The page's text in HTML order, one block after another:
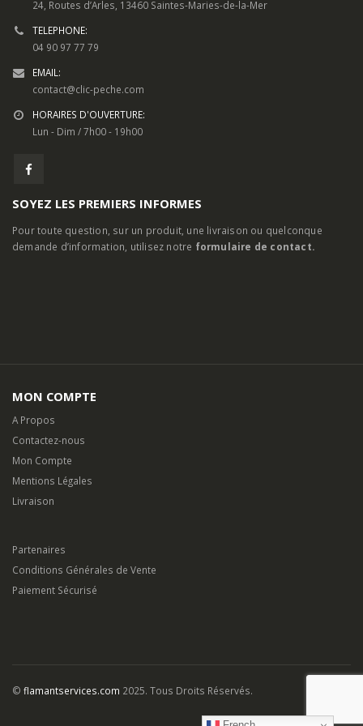
24, Routes d’Arles, 13460 Saintes-Maries-de-la-Mer
TELEPHONE:
04 90 97 77 79
EMAIL:
contact@clic-peche.com
HORAIRES D'OUVERTURE:
Lun - Dim / 7h00 - 19h00
SOYEZ LES PREMIERS INFORMES
Pour toute question, sur un produit, une livraison ou quelconque
demande d’information, utilisez notre formulaire de contact.
MON COMPTE
A Propos
Contactez-nous
Mon Compte
Mentions Légales
Livraison
Partenaires
Conditions Générales de Vente
Paiement Sécurisé
© flamantservices.com 2025. Tous Droits Réservés.